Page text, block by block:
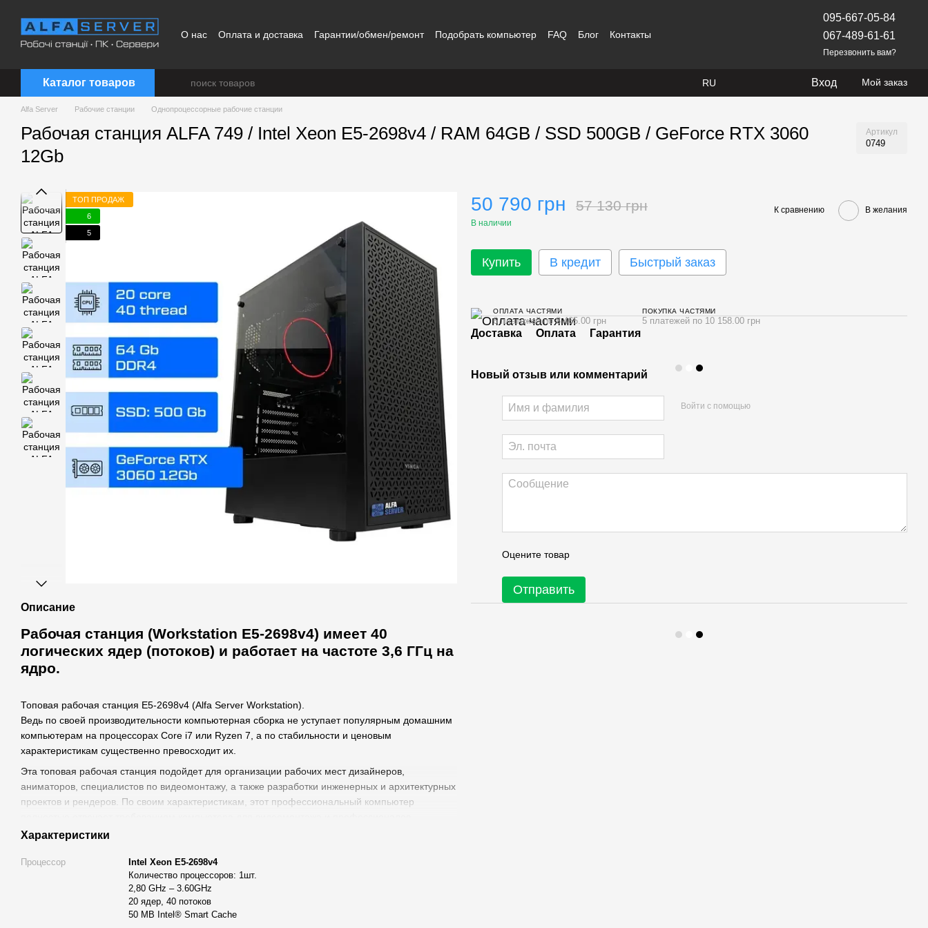
О нас Оплата и доставка Гарантии/обмен/ремонт Подобрать компьютер FAQ Блог Контакты
095-667-05-84
067-489-61-61
Перезвонить вам?
Каталог товаров RU Вход Мой заказ
Alfa Server Рабочие станции Однопроцессорные рабочие станции
Рабочая станция ALFA 749 / Intel Xeon E5-2698v4 / RAM 64GB / SSD 500GB / GeForce RTX 3060
12Gb
Артикул
0749
ТОП ПРОДАЖ
6
5
Описание
Рабочая станция (Workstation E5-2698v4) имеет 40
логических ядер (потоков) и работает на частоте 3,6 ГГц на
ядро.
Топовая рабочая станция E5-2698v4 (Alfa Server Workstation).
Ведь по своей производительности компьютерная сборка не уступает популярным домашним
компьютерам на процессорах Core i7 или Ryzen 7, а по стабильности и ценовым
характеристикам существенно превосходит их.
Эта топовая рабочая станция подойдет для организации рабочих мест дизайнеров,
аниматоров, специалистов по видеомонтажу, а также разработки инженерных и архитектурных
проектов и рендеров. По своим характеристикам, этот профессиональный компьютер
работающих в 3D.
- Adobe Premiere Pro;
Характеристики
Процессор
Intel Xeon E5-2698v4
Количество процессоров: 1шт.
2,80 GHz – 3.60GHz
20 ядер, 40 потоков
50 MB Intel® Smart Cache
50 790 грн 57 130 грн
В наличии
К сравнению В желания
Купить В кредит Быстрый заказ
ОПЛАТА ЧАСТЯМИ
6 платежей по 8 465.00 грн
ПОКУПКА ЧАСТЯМИ
5 платежей по 10 158.00 грн
Доставка Оплата Гарантия
Новый отзыв или комментарий
Войти с помощью
Оцените товар
Отправить